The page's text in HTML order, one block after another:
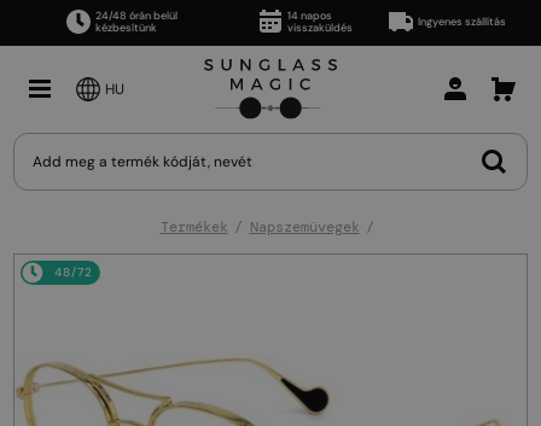
24/48 órán belül
kézbesítünk
14 napos
visszaküldés
Ingyenes szállítás
HU
Termékek Napszemüvegek
48/72